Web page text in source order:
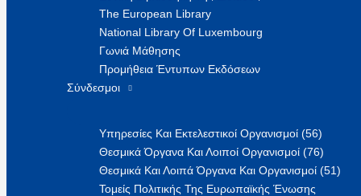
The European Library
National Library Of Luxembourg
Γωνιά Μάθησης
Προμήθεια Έντυπων Εκδόσεων
Σύνδεσμοι
Υπηρεσίες Και Εκτελεστικοί Οργανισμοί (56)
Θεσμικά Όργανα Και Λοιποί Οργανισμοί (76)
Θεσμικά Και Λοιπά Όργανα Και Οργανισμοί (51)
Τομείς Πολιτικής Της Ευρωπαϊκής Ένωσης